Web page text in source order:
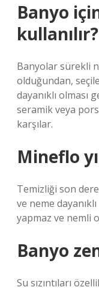
Banyo
kullanılır?
Banyolar sürekli
olduğundan,
dayanıklı olması
seramik veya
karşılar.
Mineflo
Temizliği son
ve neme
yapmaz ve nemli
Banyo
Su sızıntıları